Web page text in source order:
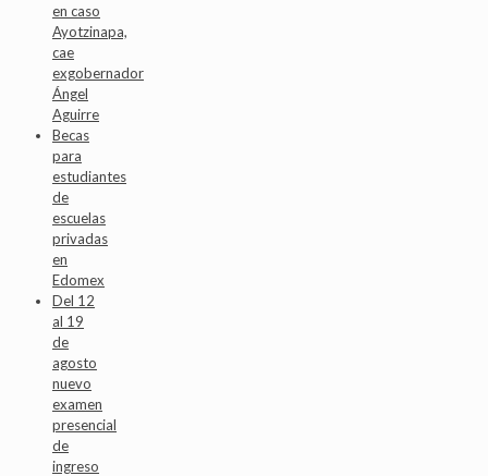
en caso
Ayotzinapa,
cae
exgobernador
Ángel
Aguirre
Becas
para
estudiantes
de
escuelas
privadas
en
Edomex
Del 12
al 19
de
agosto
nuevo
examen
presencial
de
ingreso